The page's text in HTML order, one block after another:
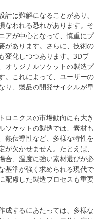
は難解になることがあり、
なわれる恐れがあります。そ
アが中心となって、慎重にプ
があります。さらに、技術の
変化しつつあります。3Dプ
オリジナルソケットの製造プ
。これによって、ユーザーの
り、製品の開発サイクルが早
ロニクスの市場動向にも大き
ソケットの製造では、素材も
熱伝導性など、多様な特性を
欠かせません。たとえば、
合、温度に強い素材選びが必
基準が強く求められる現代で
配慮した製造プロセスも重要
成するにあたっては、多様な